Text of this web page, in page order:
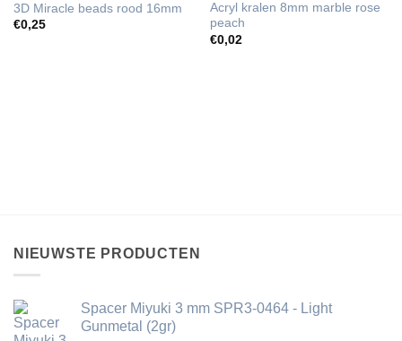
3D Miracle beads rood 16mm
€0,25
Acryl kralen 8mm marble rose
peach
€0,02
NIEUWSTE PRODUCTEN
Spacer Miyuki 3 mm SPR3-0464 - Light
Gunmetal (2gr)